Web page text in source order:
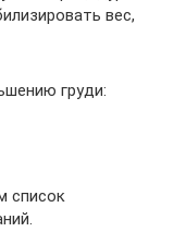
вес,
груди:
список